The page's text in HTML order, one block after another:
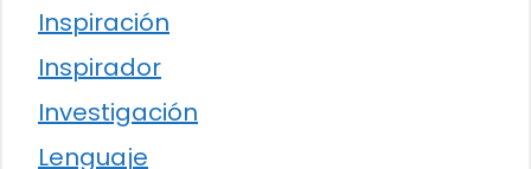
Inspiración
Inspirador
Investigación
Lenguaje